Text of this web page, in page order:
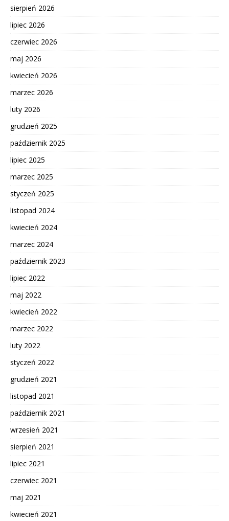
sierpień 2026
lipiec 2026
czerwiec 2026
maj 2026
kwiecień 2026
marzec 2026
luty 2026
grudzień 2025
październik 2025
lipiec 2025
marzec 2025
styczeń 2025
listopad 2024
kwiecień 2024
marzec 2024
październik 2023
lipiec 2022
maj 2022
kwiecień 2022
marzec 2022
luty 2022
styczeń 2022
grudzień 2021
listopad 2021
październik 2021
wrzesień 2021
sierpień 2021
lipiec 2021
czerwiec 2021
maj 2021
kwiecień 2021